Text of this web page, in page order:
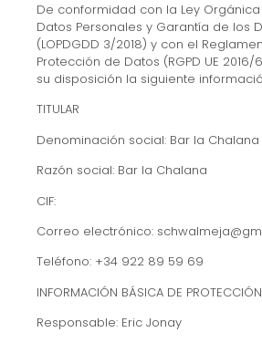
De conformidad con la Ley
Datos Personales y Garantía de los
(LOPDGDD 3/2018) y con el
Protección de Datos (RGPD UE
su disposición la siguiente
TITULAR
Denominación social: Bar la Chalana
Razón social: Bar la Chalana
CIF:
Correo electrónico:
Teléfono: +34 922 89 59 69
INFORMACIÓN BÁSICA DE
Responsable: Eric Jonay